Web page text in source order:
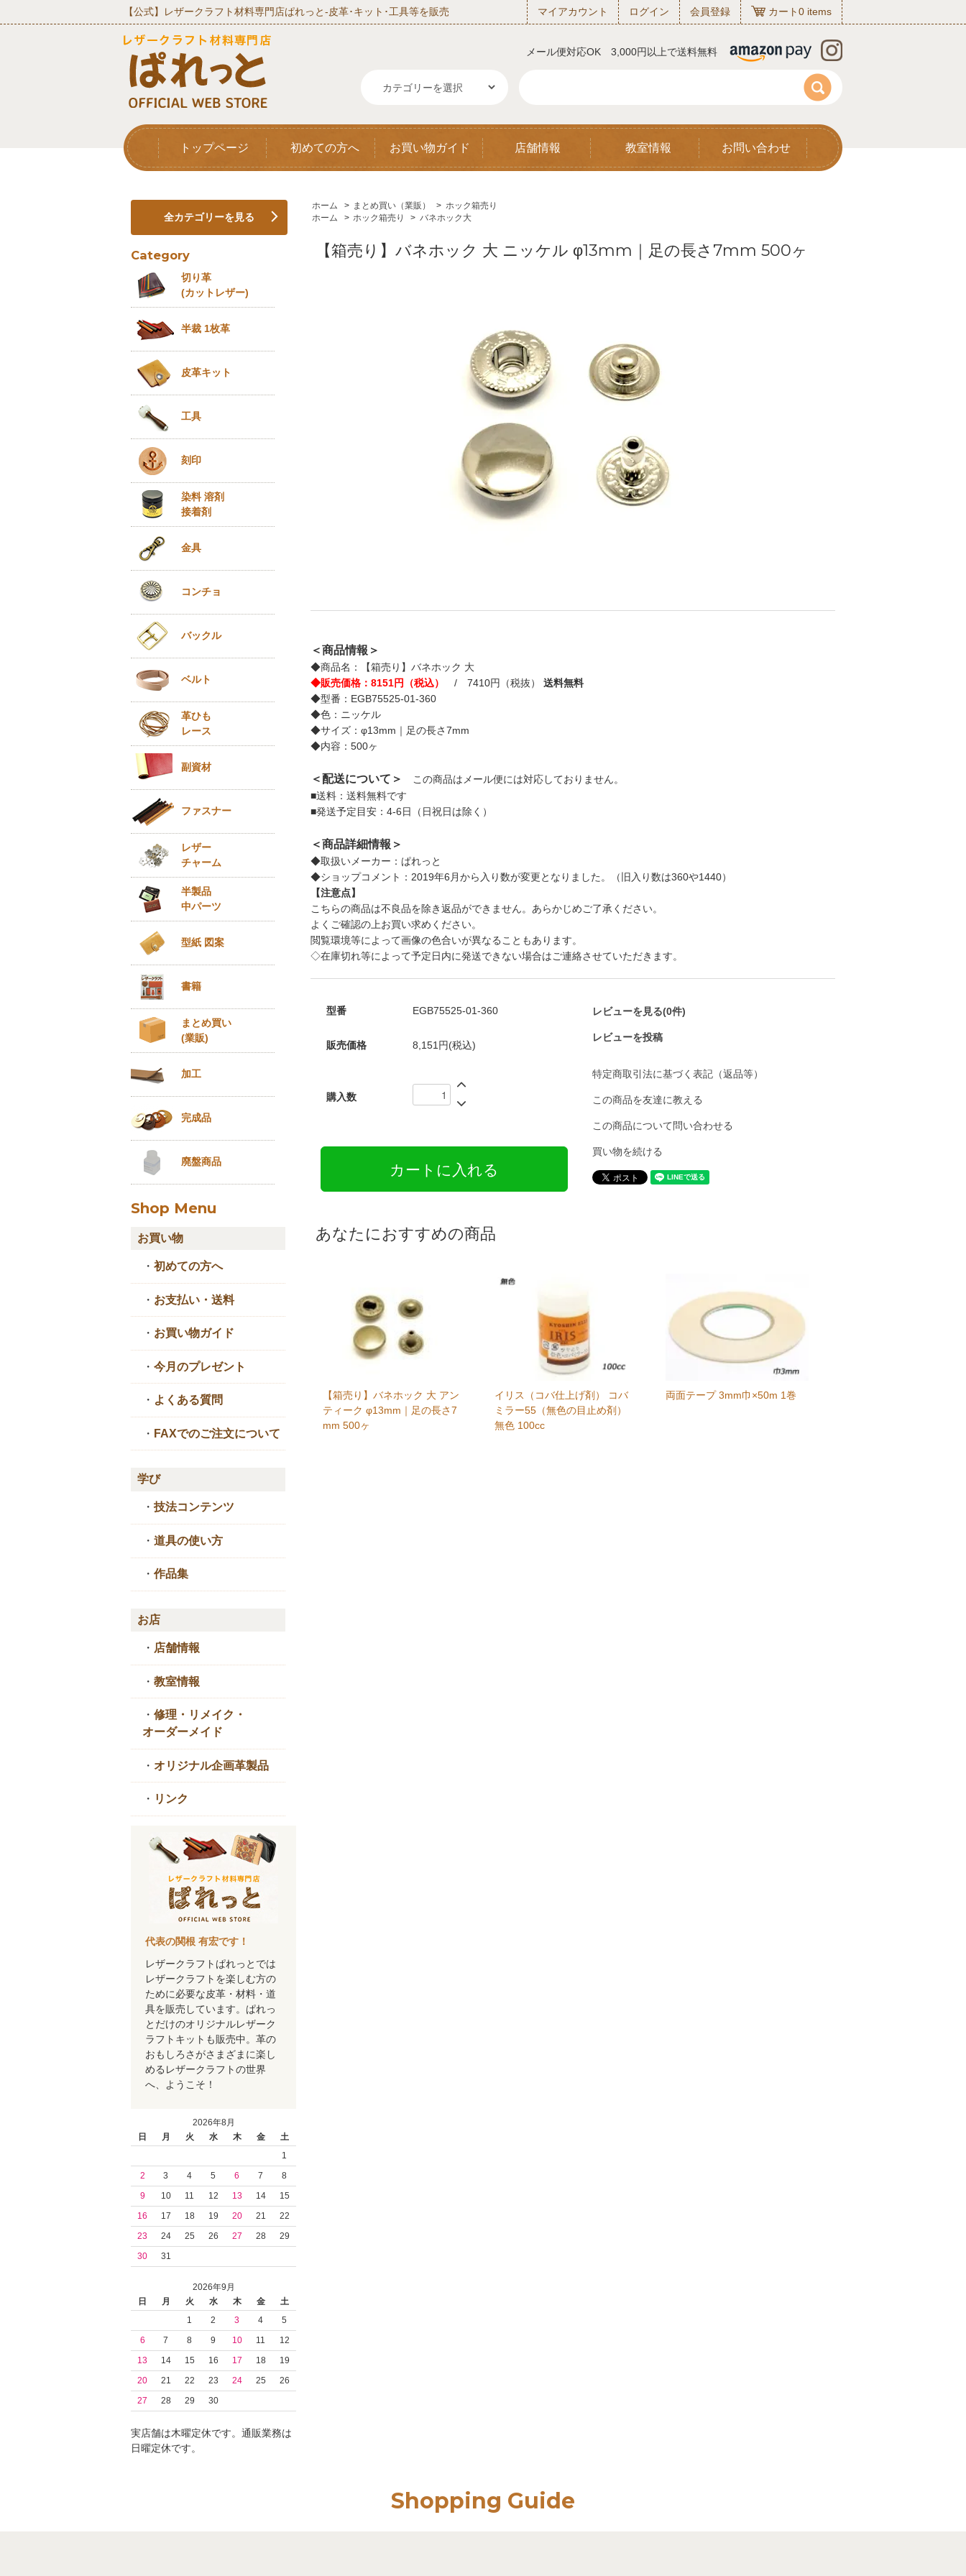
【公式】レザークラフト材料専門店ぱれっと‐皮革･キット･工具等を販売 マイアカウント ログイン 会員登録 カート0 items
メール便対応OK 3,000円以上で送料無料
トップページ 初めての方へ お買い物ガイド 店舗情報 教室情報 お問い合わせ
ホーム > まとめ買い（業販） > ホック箱売り
ホーム
> ホック箱売り > バネホック大
【箱売り】バネホック 大 ニッケル φ13mm｜足の長さ7mm 500ヶ
＜商品情報＞
◆商品名：【箱売り】バネホック 大
◆販売価格：8151円（税込）
/ 7410円（税抜） 送料無料
◆型番：EGB75525-01-360
◆色：ニッケル
◆サイズ：φ13mm｜足の長さ7mm
◆内容：500ヶ
＜配送について＞
この商品はメール便には対応しておりません。
■送料：送料無料です
■発送予定目安：4-6日（日祝日は除く）
＜商品詳細情報＞
◆取扱いメーカー：ぱれっと
◆ショップコメント：2019年6月から入り数が変更となりました。（旧入り数は360や1440）
【注意点】
こちらの商品は不良品を除き返品ができません。あらかじめご了承ください。
よくご確認の上お買い求めください。
閲覧環境等によって画像の色合いが異なることもあります。
◇在庫切れ等によって予定日内に発送できない場合はご連絡させていただきます。
型番 EGB75525-01-360
販売価格 8,151円(税込)
購入数
レビューを見る(0件)
レビューを投稿
特定商取引法に基づく表記（返品等）
この商品を友達に教える
この商品について問い合わせる
買い物を続ける
あなたにおすすめの商品
【箱売り】バネホック 大 アン
ティーク φ13mm｜足の長さ7
mm 500ヶ
イリス（コバ仕上げ剤） コバ
ミラー55（無色の目止め剤）
無色 100cc
両面テープ 3mm巾×50m 1巻
全カテゴリーを見る
Category
切り革
(カットレザー)
半裁 1枚革
皮革キット
工具
刻印
染料 溶剤
接着剤
金具
コンチョ
バックル
ベルト
革ひも
レース
副資材
ファスナー
レザー
チャーム
半製品
中パーツ
型紙 図案
書籍
まとめ買い
(業販)
加工
完成品
廃盤商品
Shop Menu
お買い物
・ 初めての方へ
・ お支払い・送料
・ お買い物ガイド
・ 今月のプレゼント
・ よくある質問
・ FAXでのご注文について
学び
・ 技法コンテンツ
・ 道具の使い方
・ 作品集
お店
・ 店舗情報
・ 教室情報
・ 修理・リメイク・
オーダーメイド
・ オリジナル企画革製品
・ リンク
代表の関根 有宏です！
レザークラフトぱれっとでは
レザークラフトを楽しむ方の
ために必要な皮革・材料・道
具を販売しています。ぱれっ
とだけのオリジナルレザーク
ラフトキットも販売中。革の
おもしろさがさまざまに楽し
めるレザークラフトの世界
へ、ようこそ！
2026年8月
日
月 火 水 木 金
土
1
2
3 4 5 6 7
8
9
10 11 12 13 14
15
16
17 18 19 20 21
22
23
24 25 26 27 28
29
30
31
2026年9月
日
月 火 水 木 金
土
1
2 3 4
5
6
7 8 9 10 11
12
13
14 15 16 17 18
19
20
21 22 23 24 25
26
27
28 29 30
実店舗は木曜定休です。通販業務は
日曜定休です。
Shopping Guide